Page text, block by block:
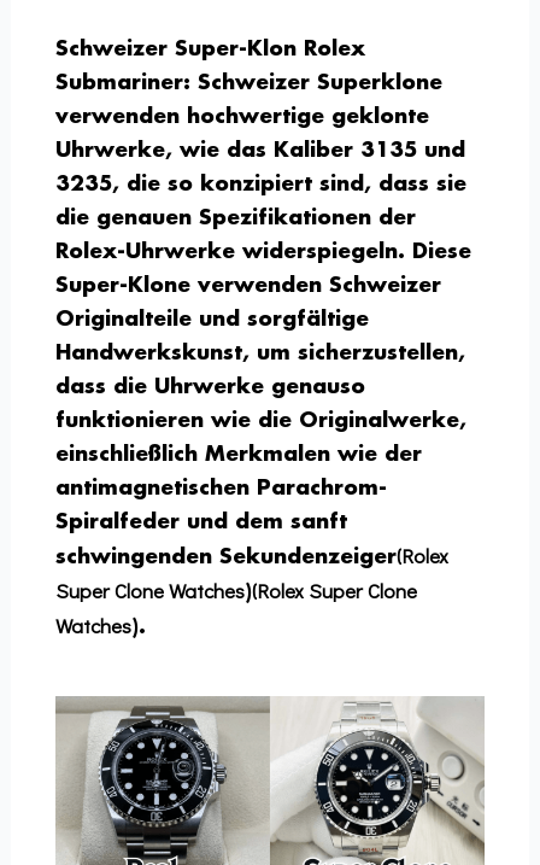
Schweizer Super-Klon Rolex
Submariner: Schweizer Superklone
verwenden hochwertige geklonte
Uhrwerke, wie das Kaliber 3135 und
3235, die so konzipiert sind, dass sie
die genauen Spezifikationen der
Rolex-Uhrwerke widerspiegeln. Diese
Super-Klone verwenden Schweizer
Originalteile und sorgfältige
Handwerkskunst, um sicherzustellen,
dass die Uhrwerke genauso
funktionieren wie die Originalwerke,
einschließlich Merkmalen wie der
antimagnetischen Parachrom-
Spiralfeder und dem sanft
schwingenden Sekundenzeiger(Rolex
Super Clone Watches)(Rolex Super Clone
Watches).